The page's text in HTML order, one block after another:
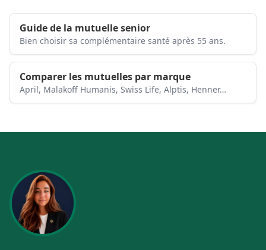
Guide de la mutuelle senior
Bien choisir sa complémentaire santé après 55 ans.
Comparer les mutuelles par marque
April, Malakoff Humanis, Swiss Life, Alptis, Henner…